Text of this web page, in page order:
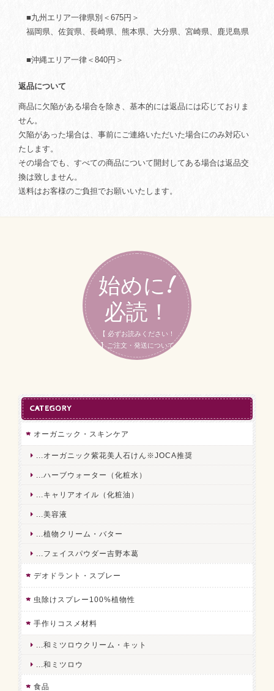
■九州エリア一律県別＜675円＞
福岡県、佐賀県、長崎県、熊本県、大分県、宮崎県、鹿児島県
■沖縄エリア一律＜840円＞
返品について
商品に欠陥がある場合を除き、基本的には返品には応じておりま
せん。
欠陥があった場合は、事前にご連絡いただいた場合にのみ対応い
たします。
その場合でも、すべての商品について開封してある場合は返品交
換は致しません。
送料はお客様のご負担でお願いいたします。
始めに!
必読！
【 必ずお読みください！
】ご注文・発送について
CATEGORY
オーガニック・スキンケア
...オーガニック紫花美人石けん※JOCA推奨
...ハーブウォーター（化粧水）
...キャリアオイル（化粧油）
...美容液
...植物クリーム・バター
...フェイスパウダー吉野本葛
デオドラント・スプレー
虫除けスプレー100%植物性
手作りコスメ材料
...和ミツロウクリーム・キット
...和ミツロウ
食品